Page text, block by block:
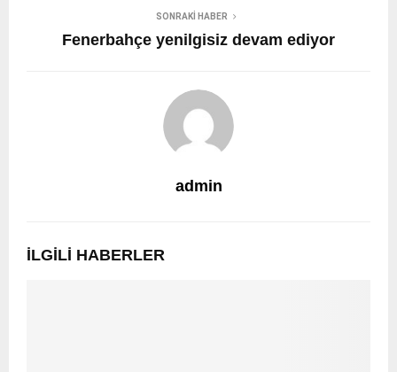
SONRAKI HABER
Fenerbahçe yenilgisiz devam ediyor
admin
İLGILI HABERLER